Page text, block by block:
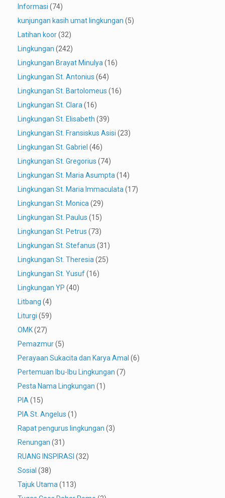
Informasi (74)
kunjungan kasih umat lingkungan (5)
Latihan koor(32)
Lingkungan (242)
Lingkungan Brayat Minulya (16)
Lingkungan St. Antonius (64)
Lingkungan St. Bartolomeus (16)
Lingkungan St. Clara (16)
Lingkungan St. Elisabeth (39)
Lingkungan St. Fransiskus Asisi (23)
Lingkungan St. Gabriel (46)
Lingkungan St. Gregorius (74)
Lingkungan St. Maria Asumpta (14)
Lingkungan St. Maria Immaculata (17)
Lingkungan St. Monica (29)
Lingkungan St. Paulus (15)
Lingkungan St. Petrus (73)
Lingkungan St. Stefanus (31)
Lingkungan St. Theresia (25)
Lingkungan St. Yusuf(16)
Lingkungan YP (40)
Litbang (4)
Liturgi (59)
OMK(27)
Pemazmur(5)
Perayaan Sukacita dan Karya Amal (6)
Pertemuan Ibu-Ibu Lingkungan (7)
Pesta Nama Lingkungan (1)
PIA (15)
PIA St. Angelus (1)
Rapat pengurus lingkungan (3)
Renungan (31)
RUANG INSPIRASI (32)
Sosial (38)
Tajuk Utama (113)